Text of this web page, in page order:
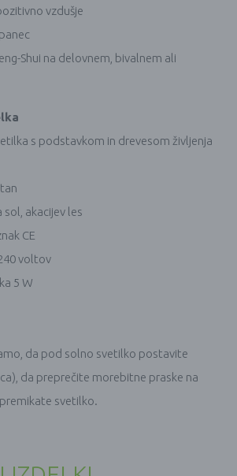
vzdušje
Shui na delovnem, bivalnem ali
s podstavkom in drevesom življenja
akacijev les
CE
voltov
5 W
da pod solno svetilko postavite
da preprečite morebitne praske na
svetilko.